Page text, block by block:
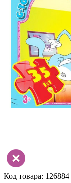
Код товара: 126884